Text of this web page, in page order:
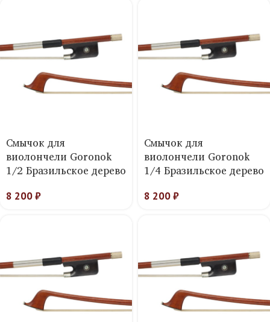
Смычок для
виолончели Goronok
1/2 Бразильское дерево
8 200₽
Смычок для
виолончели Goronok
1/4 Бразильское дерево
8 200₽